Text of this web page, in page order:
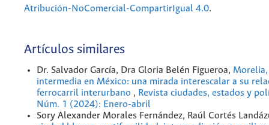
Atribución-NoComercial-CompartirIgual 4.0.
Artículos similares
Dr. Salvador García, Dra Gloria Belén Figueroa,
intermedia en México: una mirada interescalar a su
ferrocarril interurbano , Revista ciudades, estados y
Núm. 1 (2024): Enero-abril
Sory Alexander Morales Fernández, Raúl Cortés